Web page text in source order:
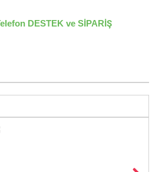
DESTEK ve SİPARİŞ